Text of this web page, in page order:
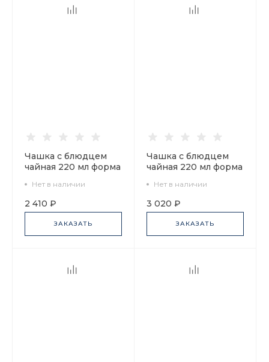
Чашка с блюдцем
чайная 220 мл форма
Дворцовая площадь
арт. 81.14848.00.1
Нет в наличии
2 410 ₽
ЗАКАЗАТЬ
Чашка с блюдцем
чайная 220 мл форма
Банковский мост
арт. 81.16032.00.1
Нет в наличии
3 020 ₽
ЗАКАЗАТЬ